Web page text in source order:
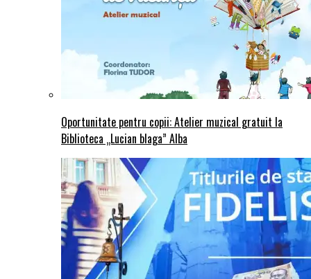
Oportunitate pentru copii: Atelier muzical gratuit la
Biblioteca „Lucian blaga” Alba